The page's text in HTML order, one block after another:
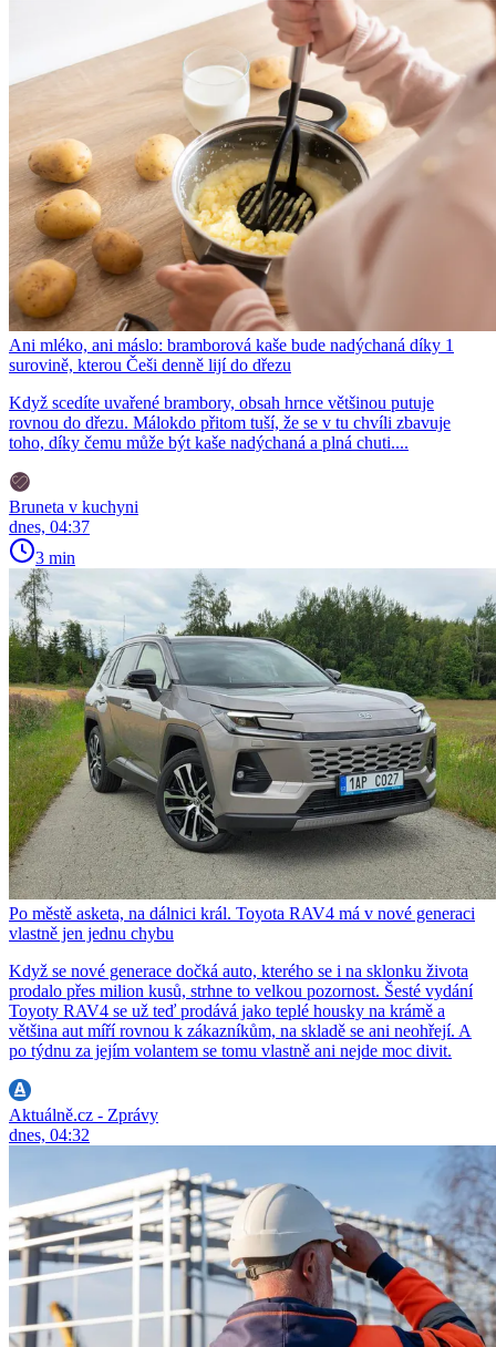
Ani mléko, ani máslo: bramborová kaše bude nadýchaná díky 1
surovině, kterou Češi denně lijí do dřezu
Když scedíte uvařené brambory, obsah hrnce většinou putuje
rovnou do dřezu. Málokdo přitom tuší, že se v tu chvíli zbavuje
toho, díky čemu může být kaše nadýchaná a plná chuti....
Bruneta v kuchyni
dnes, 04:37
3 min
Po městě asketa, na dálnici král. Toyota RAV4 má v nové generaci
vlastně jen jednu chybu
Když se nové generace dočká auto, kterého se i na sklonku života
prodalo přes milion kusů, strhne to velkou pozornost. Šesté vydání
Toyoty RAV4 se už teď prodává jako teplé housky na krámě a
většina aut míří rovnou k zákazníkům, na skladě se ani neohřejí. A
po týdnu za jejím volantem se tomu vlastně ani nejde moc divit.
Aktuálně.cz - Zprávy
dnes, 04:32